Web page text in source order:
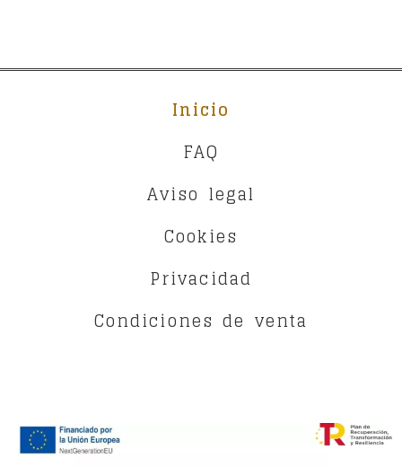
Inicio
FAQ
Aviso legal
Cookies
Privacidad
Condiciones de venta